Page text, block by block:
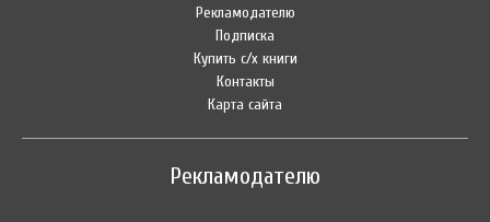
Рекламодателю
Подписка
Купить с/х книги
Контакты
Карта сайта
Рекламодателю